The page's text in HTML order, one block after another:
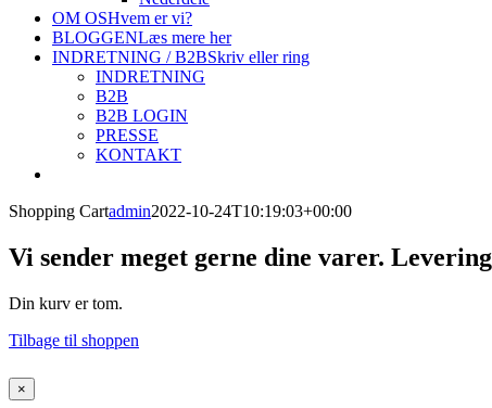
OM OSHvem er vi?
BLOGGENLæs mere her
INDRETNING / B2BSkriv eller ring
INDRETNING
B2B
B2B LOGIN
PRESSE
KONTAKT
Shopping Cartadmin2022-10-24T10:19:03+00:00
Vi sender meget gerne dine varer.
Din kurv er tom.
Tilbage til shoppen
Close
product
×